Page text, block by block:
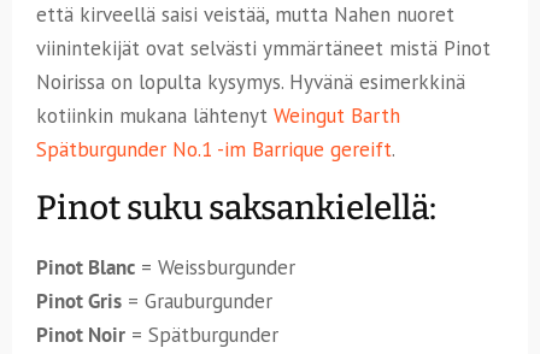
että kirveellä saisi veistää, mutta Nahen nuoret
viinintekijät ovat selvästi ymmärtäneet mistä Pinot
Noirissa on lopulta kysymys. Hyvänä esimerkkinä
kotiinkin mukana lähtenyt Weingut Barth
Spätburgunder No.1 -im Barrique gereift.
Pinot suku saksankielellä:
Pinot Blanc = Weissburgunder
Pinot Gris = Grauburgunder
Pinot Noir = Spätburgunder